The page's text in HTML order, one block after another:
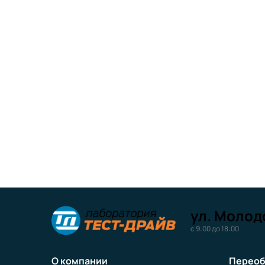
ул.
с 9:00 до 18:00
О компании